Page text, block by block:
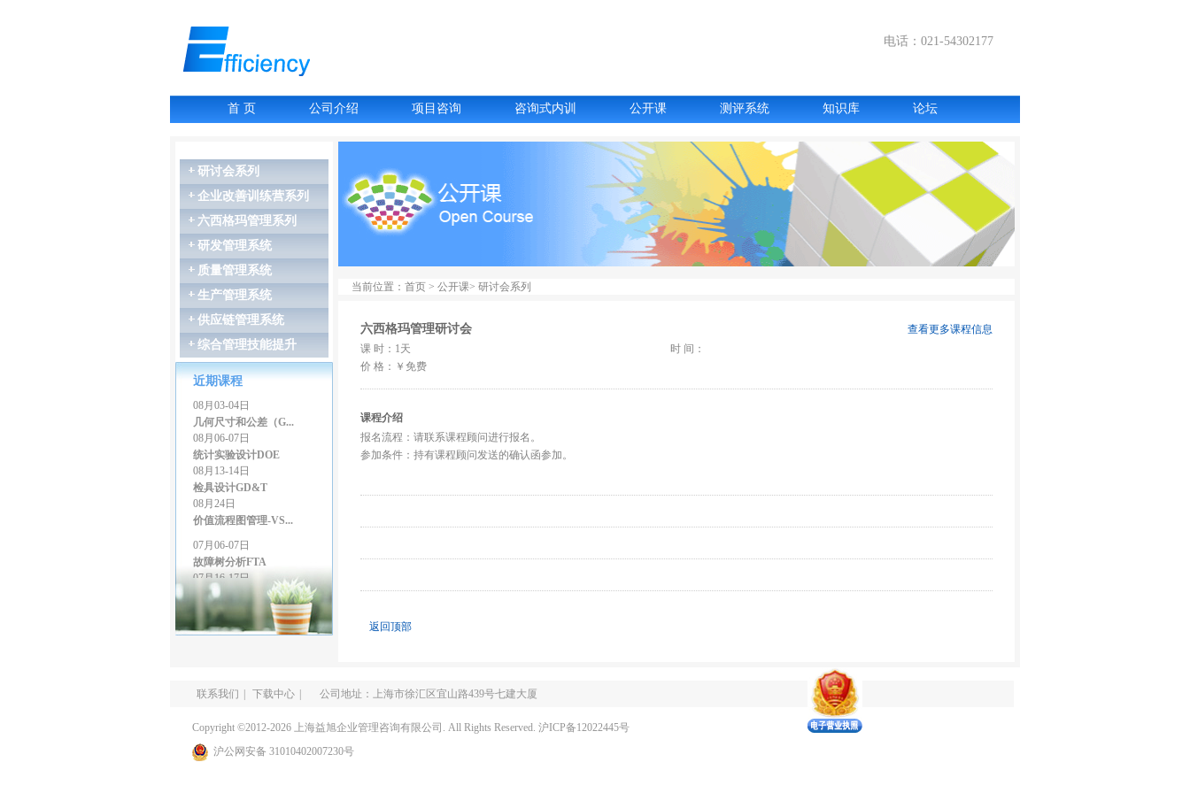
电话：021-54302177
首 页 公司介绍 项目咨询 咨询式内训 公开课 测评系统 知识库 论坛
研讨会系列
企业改善训练营系列
六西格玛管理系列
研发管理系统
质量管理系统
生产管理系统
供应链管理系统
综合管理技能提升
近期课程
07月06-07日
故障树分析FTA
07月16-17日
LCIA低成本智能...
07月27-28日
GD&T尺寸链公差叠...
07月27-28日
精益生产管理
08月03-04日
几何尺寸和公差（G...
08月06-07日
统计实验设计DOE
08月13-14日
检具设计GD&T
08月24日
价值流程图管理-VS...
07月06-07日
故障树分析FTA
07月16-17日
LCIA低成本智能...
07月27-28日
GD&T尺寸链公差叠...
07月27-28日
几何尺寸和公差（G...
08月06-07日
08月13-14日
检具设计GD&T
当前位置：首页 > 公开课> 研讨会系列
查看更多课程信息
六西格玛管理研讨会
课 时：1天
价 格：￥免费
时 间：
课程介绍
报名流程：请联系课程顾问进行报名。
参加条件：持有课程顾问发送的确认函参加。
返回顶部
联系我们 下载中心 公司地址：上海市徐汇区宜山路439号七建大厦
Copyright ©2012-2026 上海益旭企业管理咨询有限公司. All Rights Reserved. 沪ICP备12022445号
沪公网安备 31010402007230号